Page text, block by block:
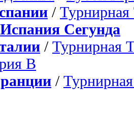
/ Турнирная
Испания Сегунда
/ Турнирная
B
/